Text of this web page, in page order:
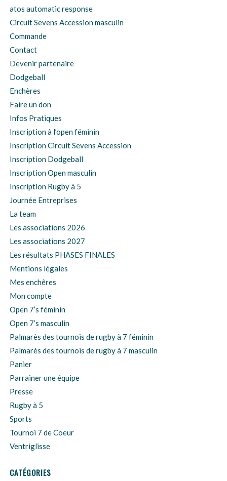
atos automatic response
Circuit Sevens Accession masculin
Commande
Contact
Devenir partenaire
Dodgeball
Enchères
Faire un don
Infos Pratiques
Inscription à l’open féminin
Inscription Circuit Sevens Accession
Inscription Dodgeball
Inscription Open masculin
Inscription Rugby à 5
Journée Entreprises
La team
Les associations 2026
Les associations 2027
Les résultats PHASES FINALES
Mentions légales
Mes enchêres
Mon compte
Open 7’s féminin
Open 7’s masculin
Palmarès des tournois de rugby à 7 féminin
Palmarès des tournois de rugby à 7 masculin
Panier
Parrainer une équipe
Presse
Rugby à 5
Sports
Tournoi 7 de Coeur
Ventriglisse
CATÉGORIES